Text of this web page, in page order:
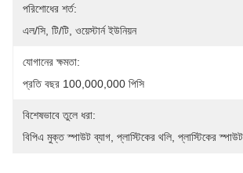
পরিশোধের শর্ত:
এল/সি, টি/টি, ওয়েস্টার্ন ইউনিয়ন
যোগানের ক্ষমতা:
প্রতি বছর 100,000,000 পিসি
বিশেষভাবে তুলে ধরা:
বিপিএ মুক্ত স্পাউট ব্যাগ প্লাস্টিকের থলি প্লাস্টিকের